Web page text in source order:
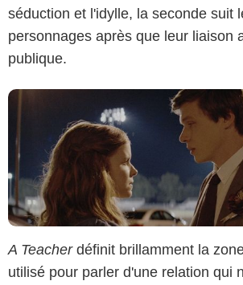
séduction et l'idylle, la seconde suit
personnages après que leur liaison
publique.
A Teacherdéfinit brillamment la
utilisé pour parler d'une relation qui